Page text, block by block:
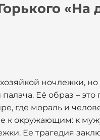
«На
ночлежки,
Её образ – это
где мораль и
к окружающим: к
Ее трагедия